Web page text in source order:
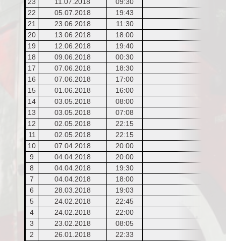
22
05.07.2018
19:43
21
23.06.2018
11:30
20
13.06.2018
18:00
19
12.06.2018 19:40
18
09.06.2018
00:30
17
07.06.2018
18:30
16
07.06.2018
17:00
15
01.06.2018
16:00
14
03.05.2018 08:00
13
03.05.2018
07:08
12
02.05.2018
22:15
11
02.05.2018
22:15
10
07.04.2018
20:00
9
04.04.2018 20:00
8
04.04.2018 19:30
7
04.04.2018
18:00
6
28.03.2018
19:03
5
24.02.2018
22:45
4
24.02.2018
22:00
3
23.02.2018
08:05
2
26.01.2018
22:33